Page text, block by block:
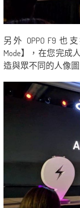
另外 OPPO F9 也
Mode】，在您完成
造與眾不同的人像圖